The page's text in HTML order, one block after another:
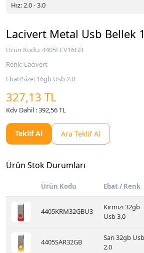
Hız: 2.0 - 3.0
Lacivert Metal Usb Bellek
Ürün Kodu: 4405LCV16GB
Renk: Lacivert
Ebat/Size: 16gb Usb 2.0
327,13 TL
Kdv Dahil : 392,56 TL
Teklif Al Ara Teklif Al
Ürün Stok Durumları
Ürün Kodu Ebat / Renk
4405KRM32GBU3
Kırmızı 32gb
Usb 3.0
4405SAR32GB
Sarı 32gb Usb
2.0